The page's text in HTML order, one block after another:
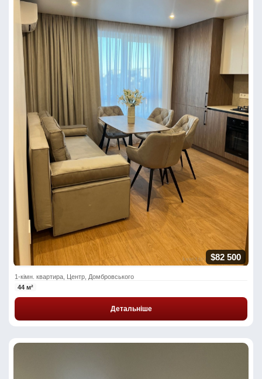
$82 500
1-кімн. квартира, Центр, Домбровського
44 м²
Детальніше